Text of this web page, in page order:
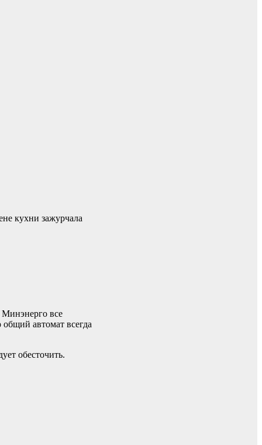
кухни зажурчала
все
автомат всегда
обесточить.